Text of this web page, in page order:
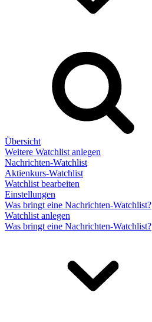
Übersicht
Weitere Watchlist anlegen
Nachrichten-Watchlist
Aktienkurs-Watchlist
Watchlist bearbeiten
Einstellungen
Was bringt eine Nachrichten-Watchlist?
Watchlist anlegen
Was bringt eine Nachrichten-Watchlist?